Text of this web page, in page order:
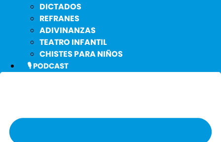
DICTADOS
REFRANES
ADIVINANZAS
TEATRO INFANTIL
CHISTES PARA NIÑOS
🎙️ PODCAST